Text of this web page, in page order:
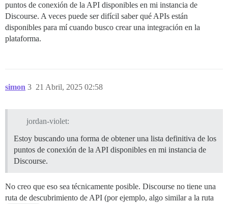
puntos de conexión de la API disponibles en mi instancia de
Discourse. A veces puede ser difícil saber qué APIs están
disponibles para mí cuando busco crear una integración en la
plataforma.
simon 21 Abril, 2025 02:58
3
jordan-violet:
Estoy buscando una forma de obtener una lista definitiva de los
puntos de conexión de la API disponibles en mi instancia de
Discourse.
No creo que eso sea técnicamente posible. Discourse no tiene una
ruta de descubrimiento de API (por ejemplo, algo similar a la ruta